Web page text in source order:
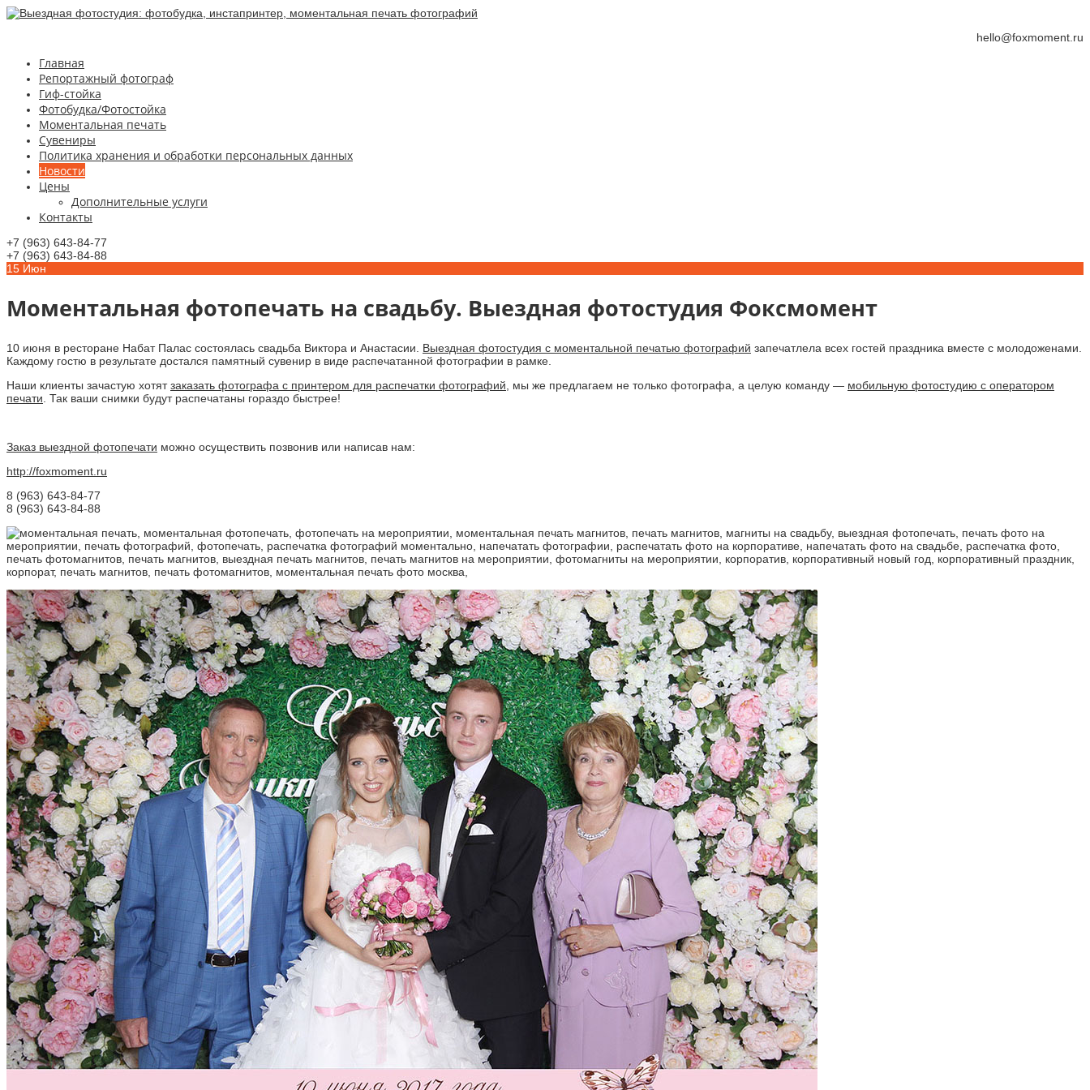
hello@foxmoment.ru
Главная
Репортажный фотограф
Гиф-стойка
Фотобудка/Фотостойка
Моментальная печать
Сувениры
Политика хранения и обработки персональных данных
Новости
Цены
Дополнительные услуги
Контакты
+7 (963) 643-84-77
+7 (963) 643-84-88
15 Июн
Моментальная фотопечать на свадьбу. Выездная фотостудия Фоксмомент
10 июня в ресторане Набат Палас состоялась свадьба Виктора и Анастасии. Выездная фотостудия с моментальной печатью фотографий запечатлела всех гостей праздника вместе с молодоженами.
Каждому гостю в результате достался памятный сувенир в виде распечатанной фотографии в рамке.
Наши клиенты зачастую хотятзаказать фотографа с принтером для распечатки фотографий , мы же предлагаем не только фотографа, а целую команду — мобильную фотостудию с оператором
печати . Так ваши снимки будут распечатаны гораздо быстрее!
Заказ выездной фотопечати можно осуществить позвонив или написав нам:
http://foxmoment.ru
8 (963) 643-84-77
8 (963) 643-84-88